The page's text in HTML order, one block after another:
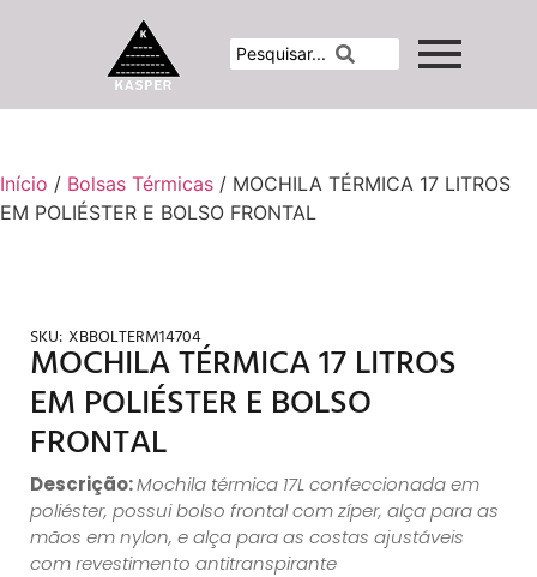
Início / Bolsas Térmicas / MOCHILA TÉRMICA 17 LITROS
EM POLIÉSTER E BOLSO FRONTAL
SKU: XBBOLTERM14704
MOCHILA TÉRMICA 17 LITROS
EM POLIÉSTER E BOLSO
FRONTAL
Descrição:Mochila térmica 17L confeccionada em
poliéster, possui bolso frontal com zíper, alça para as
mãos em nylon, e alça para as costas ajustáveis
com revestimento antitranspirante